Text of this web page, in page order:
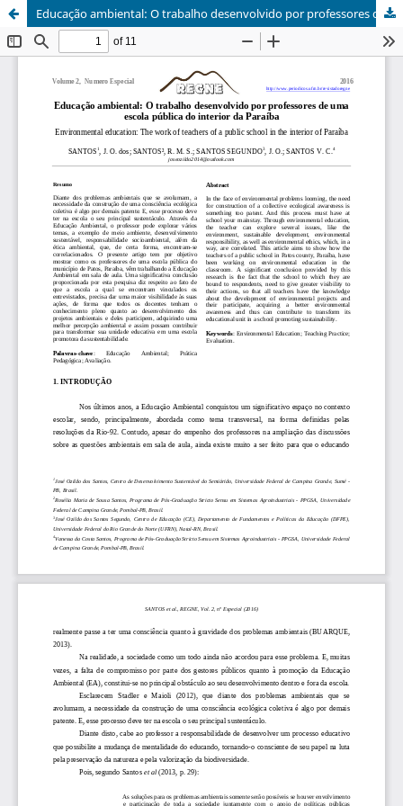
Educação ambiental: O trabalho desenvolvido por professores de uma escola pública do interior da Paraíba